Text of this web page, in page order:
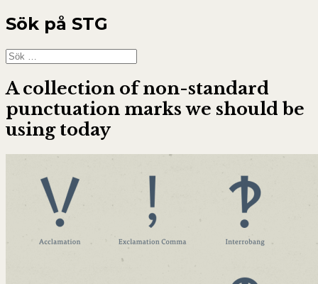
Sök på STG
Sök
efter:
A collection of non-standard
punctuation marks we should be
using today